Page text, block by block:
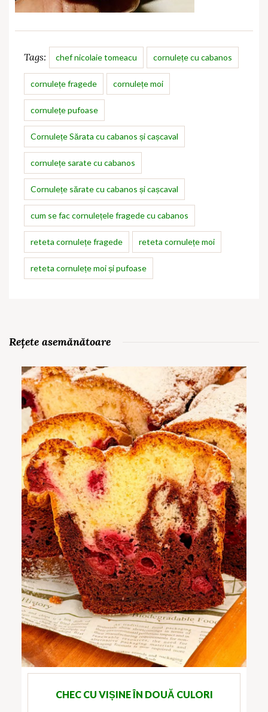
Tags: chef nicolaie tomeacu cornulețe cu cabanos
cornulețe fragede cornulețe moi
cornulețe pufoase
Cornulețe Sărata cu cabanos și cașcaval
cornulețe sarate cu cabanos
Cornulețe sărate cu cabanos și cașcaval
cum se fac cornulețele fragede cu cabanos
reteta cornulețe fragede reteta cornulețe moi
reteta cornulețe moi și pufoase
Rețete asemănătoare
CHEC CU VIȘINE ÎN DOUĂ CULORI